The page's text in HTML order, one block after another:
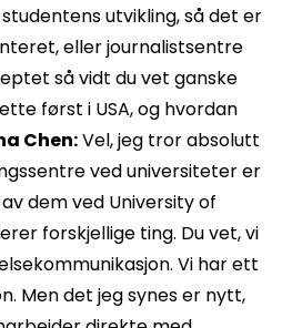
utvikling, så det er
eller journalistsentre
så vidt du vet ganske
først i USA, og hvordan
Chen:Vel, jeg tror absolutt
ved universiteter er
dem ved University of
forskjellige ting. Du vet, vi
Vi har ett
Men det jeg synes er nytt,